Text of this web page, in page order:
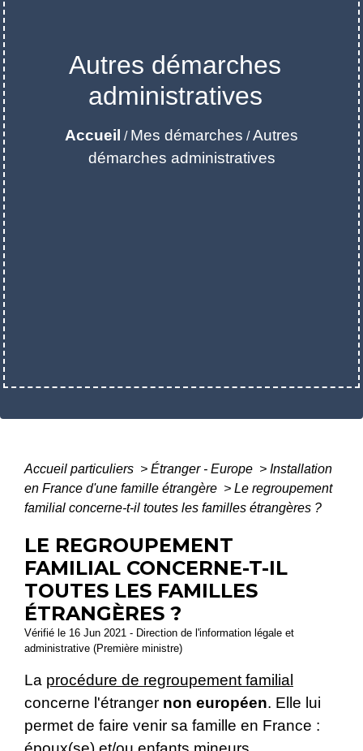
Autres démarches
administratives
Accueil / Mes démarches /Autres
démarches administratives
Accueil particuliers > Étranger - Europe > Installation
en France d'une famille étrangère > Le regroupement
familial concerne-t-il toutes les familles étrangères ?
LE REGROUPEMENT
FAMILIAL CONCERNE-T-IL
TOUTES LES FAMILLES
ÉTRANGÈRES ?
Vérifié le 16 Jun 2021 - Direction de l'information légale et
administrative (Première ministre)
La procédure de regroupement familial
concerne l'étranger non européen. Elle lui
permet de faire venir sa famille en France :